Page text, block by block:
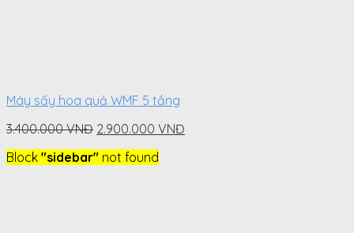
Máy sấy hoa quả WMF 5 tầng
3.400.000VNĐ Original
was:
2.900.000 VNĐ
Block "sidebar" not found